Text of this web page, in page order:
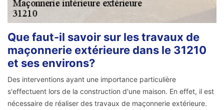
Que faut-il savoir sur les travaux de
maçonnerie extérieure dans le 31210
et ses environs?
Des interventions ayant une importance particulière
s'effectuent lors de la construction d'une maison. En effet, il est
nécessaire de réaliser des travaux de maçonnerie extérieure.